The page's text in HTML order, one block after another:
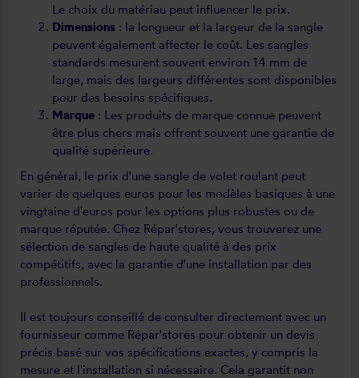
Le choix du matériau peut influencer le prix.
Dimensions : la longueur et la largeur de la sangle
peuvent également affecter le coût. Les sangles
standards mesurent souvent environ 14 mm de
large, mais des largeurs différentes sont disponibles
pour des besoins spécifiques.
Marque : Les produits de marque connue peuvent
être plus chers mais offrent souvent une garantie de
qualité supérieure.
En général, le prix d'une sangle de volet roulant peut
varier de quelques euros pour les modèles basiques à une
vingtaine d'euros pour les options plus robustes ou de
marque réputée. Chez Répar'stores, vous trouverez une
sélection de sangles de haute qualité à des prix
compétitifs, avec la garantie d'une installation par des
professionnels.
Il est toujours conseillé de consulter directement avec un
fournisseur comme Répar'stores pour obtenir un devis
précis basé sur vos spécifications exactes, y compris la
mesure et l'installation si nécessaire. Cela garantit non